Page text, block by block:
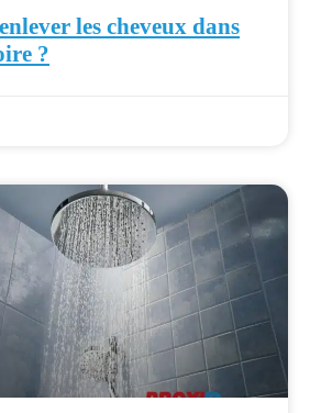
les cheveux dans
?